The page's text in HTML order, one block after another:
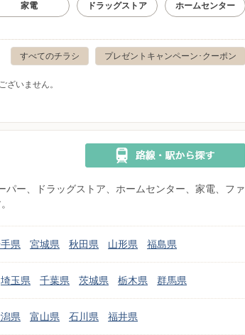
家電 ドラッグストア ホームセンター
プレゼントキャンペーン･クーポン
すべてのチラシ
ざいません。
ー、ドラッグストア、ホームセンター、家電、ファ
県 宮城県 秋田県 山形県 福島県
埼玉県 千葉県 茨城県 栃木県 群馬県
県 富山県 石川県 福井県